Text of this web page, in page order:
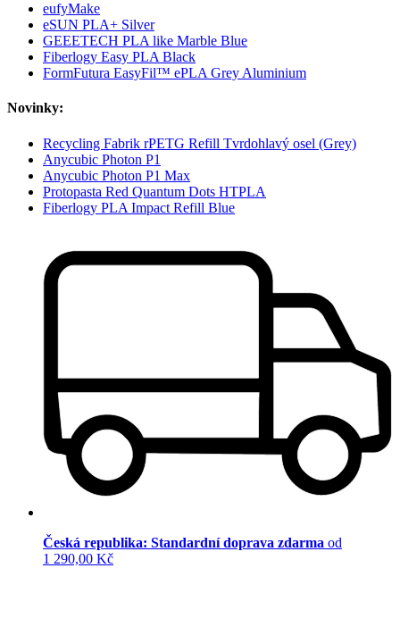
eufyMake
eSUN PLA+ Silver
GEEETECH PLA like Marble Blue
Fiberlogy Easy PLA Black
FormFutura EasyFil™ ePLA Grey Aluminium
Novinky:
Recycling Fabrik rPETG Refill Tvrdohlavý osel (Grey)
Anycubic Photon P1
Anycubic Photon P1 Max
Protopasta Red Quantum Dots HTPLA
Fiberlogy PLA Impact Refill Blue
Česká republika: Standardní doprava zdarma od
1 290,00 Kč